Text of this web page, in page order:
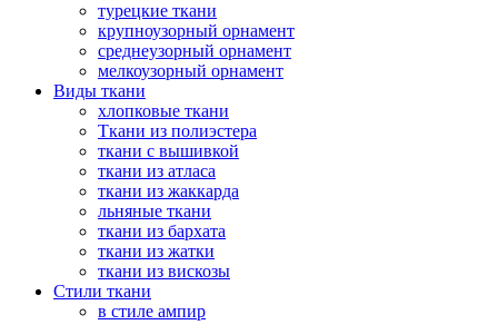
турецкие ткани
крупноузорный орнамент
среднеузорный орнамент
мелкоузорный орнамент
Виды ткани
хлопковые ткани
Ткани из полиэстера
ткани с вышивкой
ткани из атласа
ткани из жаккарда
льняные ткани
ткани из бархата
ткани из жатки
ткани из вискозы
Стили ткани
в стиле ампир